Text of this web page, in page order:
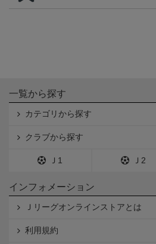
一覧から探す
カテゴリから探す
クラブから探す
Ｊ1 Ｊ2
インフォメーション
Ｊリーグオンラインストアとは
利用規約